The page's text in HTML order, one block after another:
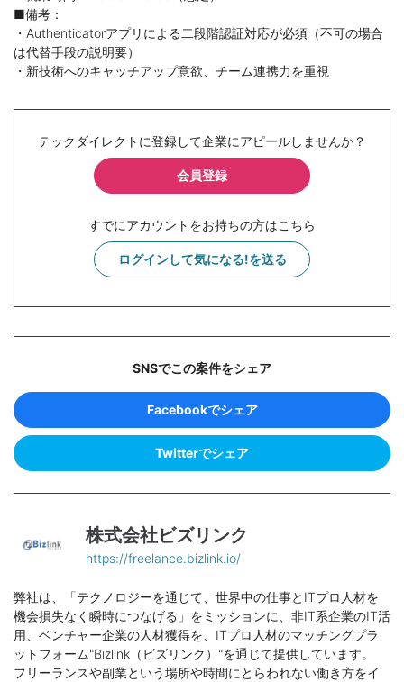
■備考：
・Authenticatorアプリによる二段階認証対応が必須（不可の場合
は代替手段の説明要）
・新技術へのキャッチアップ意欲、チーム連携力を重視
テックダイレクトに登録して企業にアピールしませんか？
会員登録
すでにアカウントをお持ちの方はこちら
ログインして気になる!を送る
SNSでこの案件をシェア
Facebookでシェア
Twitterでシェア
株式会社ビズリンク
https://freelance.bizlink.io/
弊社は、「テクノロジーを通じて、世界中の仕事とITプロ人材を
機会損失なく瞬時につなげる」をミッションに、非IT系企業のIT活
用、ベンチャー企業の人材獲得を、ITプロ人材のマッチングプラ
ットフォーム"Bizlink（ビズリンク）"を通じて提供しています。
フリーランスや副業という場所や時間にとらわれない働き方をイ